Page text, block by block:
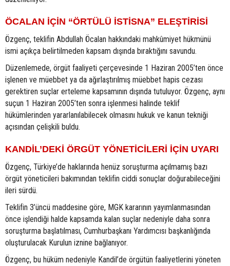
ÖCALAN İÇİN “ÖRTÜLÜ İSTİSNA” ELEŞTİRİSİ
Özgenç, teklifin Abdullah Öcalan hakkındaki mahkûmiyet hükmünü
ismi açıkça belirtilmeden kapsam dışında bıraktığını savundu.
Düzenlemede, örgüt faaliyeti çerçevesinde 1 Haziran 2005’ten önce
işlenen ve müebbet ya da ağırlaştırılmış müebbet hapis cezası
gerektiren suçlar erteleme kapsamının dışında tutuluyor. Özgenç, aynı
suçun 1 Haziran 2005’ten sonra işlenmesi halinde teklif
hükümlerinden yararlanılabilecek olmasını hukuk ve kanun tekniği
açısından çelişkili buldu.
KANDİL’DEKİ ÖRGÜT YÖNETİCİLERİ İÇİN UYARI
Özgenç, Türkiye’de haklarında henüz soruşturma açılmamış bazı
örgüt yöneticileri bakımından teklifin ciddi sonuçlar doğurabileceğini
ileri sürdü.
Teklifin 3’üncü maddesine göre, MGK kararının yayımlanmasından
önce işlendiği halde kapsamda kalan suçlar nedeniyle daha sonra
soruşturma başlatılması, Cumhurbaşkanı Yardımcısı başkanlığında
oluşturulacak Kurulun iznine bağlanıyor.
Özgenç, bu hüküm nedeniyle Kandil’de örgütün faaliyetlerini yöneten